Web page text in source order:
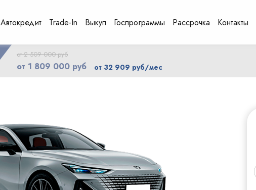
Автокредит Trade-In Выкуп Госпрограммы Рассрочка Контакты
от 2 509 000 руб
от 1 809 000 руб от 32 909 руб/мес